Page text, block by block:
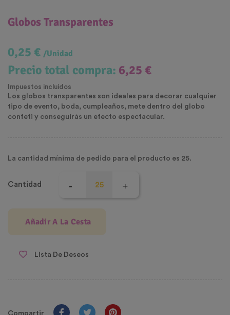
Globos Transparentes
0,25 € /Unidad
Precio total compra: 6,25 €
Impuestos incluidos
Los globos transparentes son ideales para decorar cualquier
tipo de evento, boda, cumpleaños, mete dentro del globo
confeti y conseguirás un efecto espectacular.
La cantidad mínima de pedido para el producto es 25.
Cantidad
Añadir A La Cesta
Lista De Deseos
Compartir